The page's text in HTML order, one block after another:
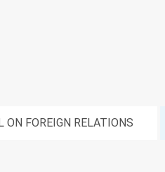
ON FOREIGN RELATIONS